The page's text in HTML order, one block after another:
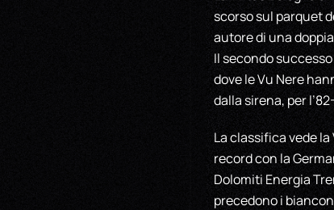
scorso sul parquet
autore di una
Il secondo
dove le Vu Nere
dalla sirena, per
La classifica vede
record con la
Dolomiti Energia
precedono i